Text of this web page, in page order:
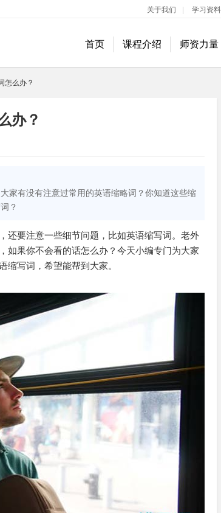
关于我们 学习资料
首页 课程介绍 师资力量
怎么办？
办？
家有没有注意过常用的英语缩略词？你知道这些缩
？
还要注意一些细节问题，比如英语缩写词。老外
如果你不会看的话怎么办？今天小编专门为大家
缩写词，希望能帮到大家。